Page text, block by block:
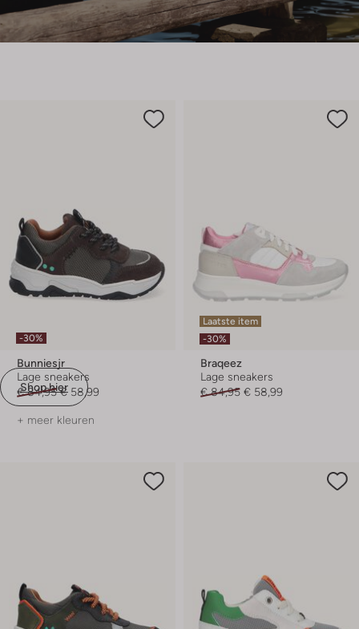
Shop hier
-30%
Bunniesjr
Lage sneakers
€ 84,95 € 58,99
+ meer kleuren
Laatste item
-30%
Braqeez
Lage sneakers
€ 84,95 € 58,99